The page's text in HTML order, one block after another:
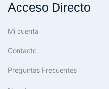
Acceso Directo
Mi cuenta
Contacto
Preguntas Frecuentes